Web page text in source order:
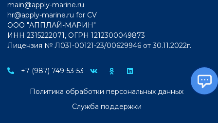
main@apply-marine.ru
hr@apply-marine.ru for CV
ООО "АППЛАЙ-МАРИН"
ИНН 2315222071, ОГРН 1212300049873
Лицензия № Л031-00121-23/00629946 от 30.11.2022г.
+7 (987) 749-53-53
Политика обработки персональных данных
Служба поддержки